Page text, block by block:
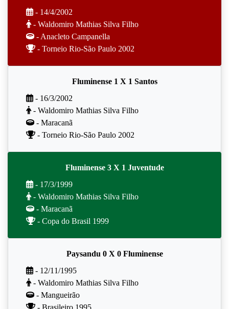
- 14/4/2002
- Waldomiro Mathias Silva Filho
- Anacleto Campanella
- Torneio Rio-São Paulo 2002
Fluminense 1 X 1 Santos
- 16/3/2002
- Waldomiro Mathias Silva Filho
- Maracanã
- Torneio Rio-São Paulo 2002
Fluminense 3 X 1 Juventude
- 17/3/1999
- Waldomiro Mathias Silva Filho
- Maracanã
- Copa do Brasil 1999
Paysandu 0 X 0 Fluminense
- 12/11/1995
- Waldomiro Mathias Silva Filho
- Mangueirão
- Brasileiro 1995